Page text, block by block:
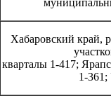
Хабаровский край,
кварталы 1-417;
1-361;